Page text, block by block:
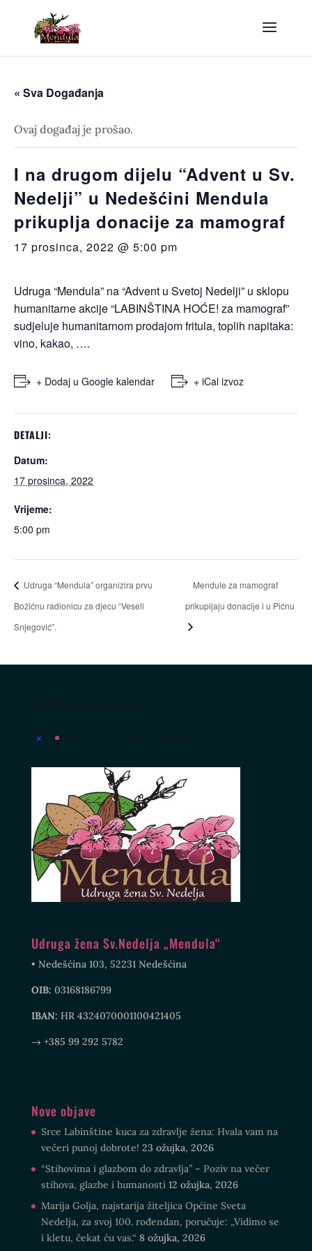
« Sva Događanja
Ovaj događaj je prošao.
I na drugom dijelu “Advent u Sv.
Nedelji” u Nedešćini Mendula
prikuplja donacije za mamograf
17 prosinca, 2022 @ 5:00 pm
Udruga “Mendula” na “Advent u Svetoj Nedelji” u sklopu
humanitarne akcije “LABINŠTINA HOĆE! za mamograf”
sudjeluje humanitarnom prodajom fritula, toplih napitaka:
vino, kakao, ….
+ Dodaj u Google kalendar + iCal izvoz
DETALJI:
Datum:
17 prosinca, 2022
Vrijeme:
5:00 pm
Udruga “Mendula” organizira prvu
Božićnu radionicu za djecu “Veseli
Snjegović”.
Mendule za mamograf
prikupljaju donacije i u Pićnu
Udruga žena Sv.Nedelja „Mendula“
• Nedešćina 103, 52231 Nedešćina
OIB: 03168186799
IBAN: HR 4324070001100421405
→ +385 99 292 5782
Nove objave
Srce Labinštine kuca za zdravlje žena: Hvala vam na
večeri punoj dobrote! 23 ožujka, 2026
“Stihovima i glazbom do zdravlja” – Poziv na večer
stihova, glazbe i humanosti 12 ožujka, 2026
Marija Golja, najstarija žiteljica Općine Sveta
Nedelja, za svoj 100. rođendan, poručuje: „Vidimo se
i kletu, čekat ću vas.“ 8 ožujka, 2026